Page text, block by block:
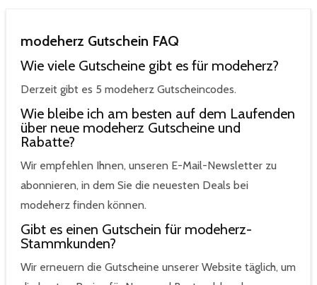
modeherz Gutschein FAQ
Wie viele Gutscheine gibt es für modeherz?
Derzeit gibt es 5 modeherz Gutscheincodes.
Wie bleibe ich am besten auf dem Laufenden
über neue modeherz Gutscheine und
Rabatte?
Wir empfehlen Ihnen, unseren E-Mail-Newsletter zu
abonnieren, in dem Sie die neuesten Deals bei
modeherz finden können.
Gibt es einen Gutschein für modeherz-
Stammkunden?
Wir erneuern die Gutscheine unserer Website täglich, um